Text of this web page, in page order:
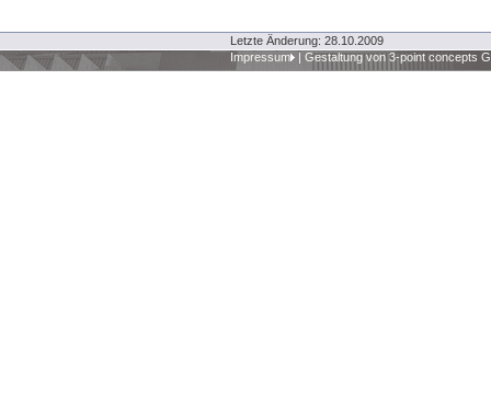
Letzte Änderung: 28.10.2009
Impressum
Gestaltung von 3-point concepts